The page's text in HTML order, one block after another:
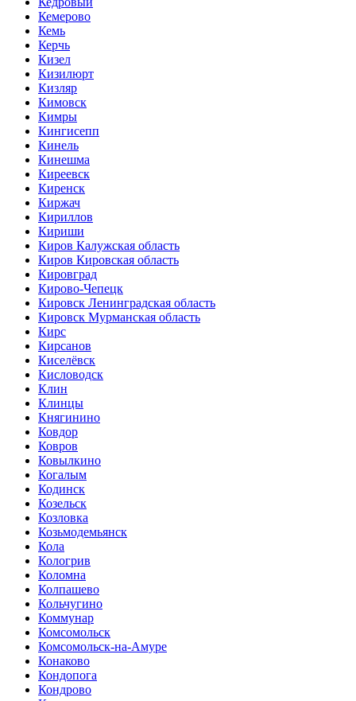
Кемерово
Кемь
Керчь
Кизел
Кизилюрт
Кизляр
Кимовск
Кимры
Кингисепп
Кинель
Кинешма
Киреевск
Киренск
Киржач
Кириллов
Кириши
Киров Калужская область
Киров Кировская область
Кировград
Кирово-Чепецк
Кировск Ленинградская область
Кировск Мурманская область
Кирс
Кирсанов
Киселёвск
Кисловодск
Клин
Клинцы
Княгинино
Ковдор
Ковров
Ковылкино
Когалым
Кодинск
Козельск
Козловка
Козьмодемьянск
Кола
Кологрив
Коломна
Колпашево
Кольчугино
Коммунар
Комсомольск
Комсомольск-на-Амуре
Конаково
Кондопога
Кондрово